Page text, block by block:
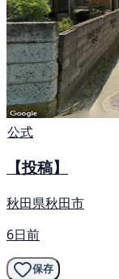
公式
【投稿】
秋田県秋田市
6日前
保存